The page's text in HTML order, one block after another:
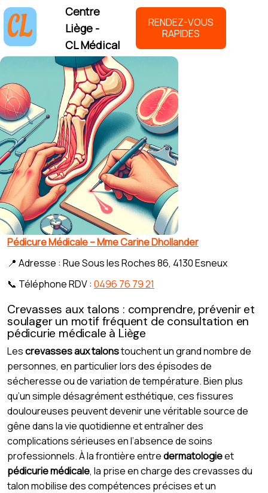
Centre
Liège -
CL Médical
RENDEZ-VOUS
RAPIDES
Pédicure Médicale – Mme Carine Dhollander
📍 Adresse : Rue Sous les Roches 86, 4130 Esneux
📞 Téléphone RDV : 0496 76 79 21
Crevasses aux talons : comprendre, prévenir et
soulager un motif fréquent de consultation en
pédicurie médicale à Liège
Lescrevasses aux talonstouchent un grand nombre de
personnes, en particulier lors des épisodes de
sécheresse ou de variation de température. Bien plus
qu’un simple désagrément esthétique, ces fissures
douloureuses peuvent devenir une véritable source de
gêne dans la vie quotidienne et entraîner des
complications sérieuses en l’absence de soins
professionnels. À la frontière entredermatologieet
pédicurie médicale, la prise en charge des crevasses du
talon mobilise des compétences précises et un